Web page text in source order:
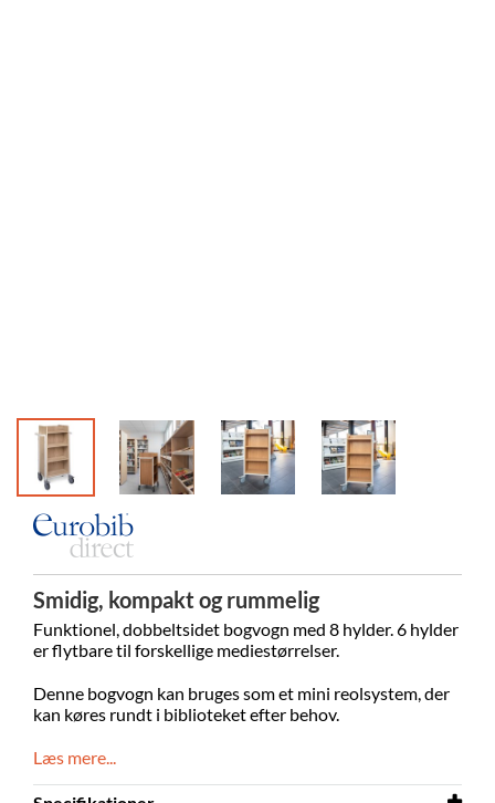
Smidig, kompakt og rummelig
Funktionel, dobbeltsidet bogvogn med 8 hylder. 6 hylder
er flytbare til forskellige mediestørrelser.
Denne bogvogn kan bruges som et mini reolsystem, der
kan køres rundt i biblioteket efter behov.
Læs mere...